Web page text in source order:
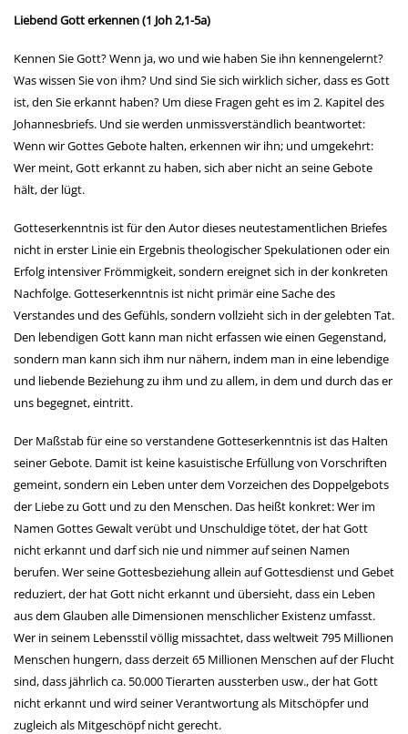
Liebend Gott erkennen (1 Joh 2,1-5a)
Kennen Sie Gott? Wenn ja, wo und wie haben Sie ihn kennengelernt?
Was wissen Sie von ihm? Und sind Sie sich wirklich sicher, dass es Gott
ist, den Sie erkannt haben? Um diese Fragen geht es im 2. Kapitel des
Johannesbriefs. Und sie werden unmissverständlich beantwortet:
Wenn wir Gottes Gebote halten, erkennen wir ihn; und umgekehrt:
Wer meint, Gott erkannt zu haben, sich aber nicht an seine Gebote
hält, der lügt.
Gotteserkenntnis ist für den Autor dieses neutestamentlichen Briefes
nicht in erster Linie ein Ergebnis theologischer Spekulationen oder ein
Erfolg intensiver Frömmigkeit, sondern ereignet sich in der konkreten
Nachfolge. Gotteserkenntnis ist nicht primär eine Sache des
Verstandes und des Gefühls, sondern vollzieht sich in der gelebten Tat.
Den lebendigen Gott kann man nicht erfassen wie einen Gegenstand,
sondern man kann sich ihm nur nähern, indem man in eine lebendige
und liebende Beziehung zu ihm und zu allem, in dem und durch das er
uns begegnet, eintritt.
Der Maßstab für eine so verstandene Gotteserkenntnis ist das Halten
seiner Gebote. Damit ist keine kasuistische Erfüllung von Vorschriften
gemeint, sondern ein Leben unter dem Vorzeichen des Doppelgebots
der Liebe zu Gott und zu den Menschen. Das heißt konkret: Wer im
Namen Gottes Gewalt verübt und Unschuldige tötet, der hat Gott
nicht erkannt und darf sich nie und nimmer auf seinen Namen
berufen. Wer seine Gottesbeziehung allein auf Gottesdienst und Gebet
reduziert, der hat Gott nicht erkannt und übersieht, dass ein Leben
aus dem Glauben alle Dimensionen menschlicher Existenz umfasst.
Wer in seinem Lebensstil völlig missachtet, dass weltweit 795 Millionen
Menschen hungern, dass derzeit 65 Millionen Menschen auf der Flucht
sind, dass jährlich ca. 50.000 Tierarten aussterben usw., der hat Gott
nicht erkannt und wird seiner Verantwortung als Mitschöpfer und
zugleich als Mitgeschöpf nicht gerecht.